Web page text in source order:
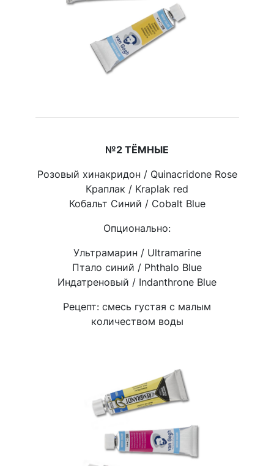
№2 ТЁМНЫЕ
Розовый хинакридон / Quinacridone Rose
Краплак / Kraplak red
Кобальт Синий / Cobalt Blue
Опционально:
Ультрамарин / Ultramarine
Птало синий / Phthalo Blue
Индатреновый / Indanthrone Blue
Рецепт: смесь густая с малым
количеством воды